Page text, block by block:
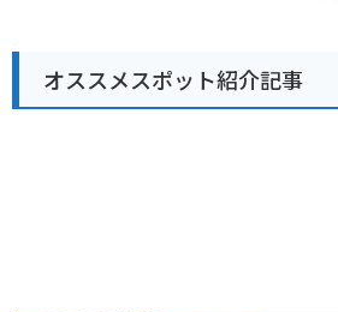
しめます。周辺には、温泉
の疲れを癒やすこともでき
食、温泉が楽しめる、秋田
オススメスポット紹介記事